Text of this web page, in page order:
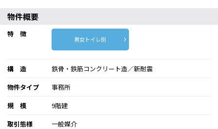
物件概要
特 徴
男女トイレ別
構 造
鉄骨・鉄筋コンクリート造／新耐震
物件タイプ
事務所
規 模
9階建
取引態様
一般媒介